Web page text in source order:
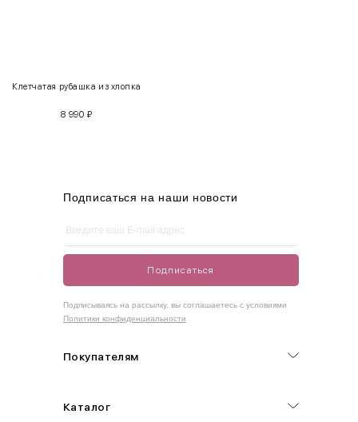
Клетчатая рубашка из хлопка
8 990 ₽
S 42-44
42-50
Как правильно себя обмерить
Измеряется по самым выступающим точкам.
Покупателям
Каталог
Подписаться на наши новости
Подписаться
Подписываясь на рассылку, вы соглашаетесь с условиями
Политики конфиденциальности